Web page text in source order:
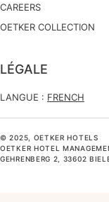
CAREERS
OETKER COLLECTION
LÉGALE
LANGUE : FRENCH
© 2025, OETKER HOTELS
OETKER HOTEL
GEHRENBERG 2, 33602